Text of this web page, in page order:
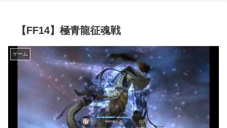
【FF14】極青龍征魂戦
ゲーム